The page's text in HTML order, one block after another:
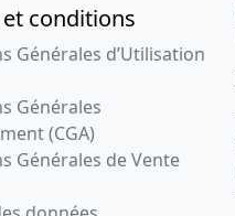
conditions
Générales d’Utilisation
Générales
(CGA)
Générales de Vente